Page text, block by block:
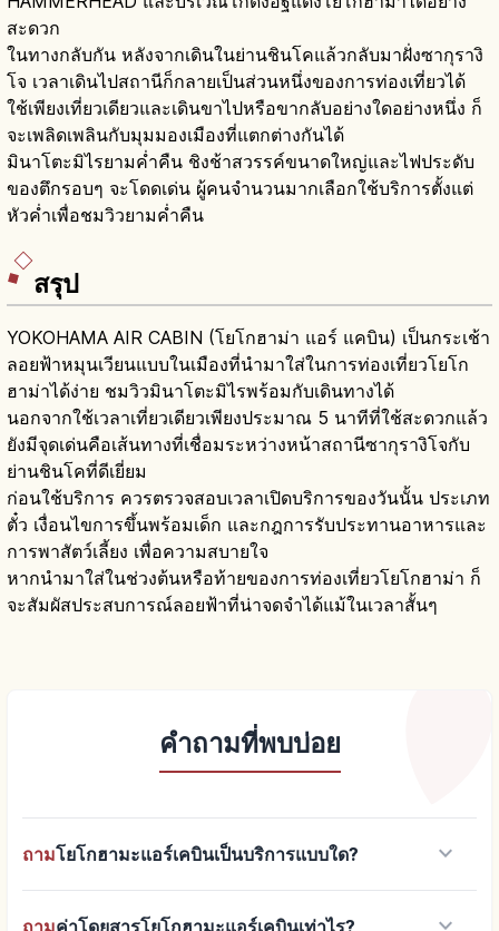
สะดวก
ในทางกลับกัน หลังจากเดินในย่านชินโคแล้วกลับมาฝั่งซากุรางิ
โจ เวลาเดินไปสถานีก็กลายเป็นส่วนหนึ่งของการท่องเที่ยวได้
ใช้เพียงเที่ยวเดียวและเดินขาไปหรือขากลับอย่างใดอย่างหนึ่ง ก็
จะเพลิดเพลินกับมุมมองเมืองที่แตกต่างกันได้
มินาโตะมิไรยามค่ำคืน ชิงช้าสวรรค์ขนาดใหญ่และไฟประดับ
ของตึกรอบๆ จะโดดเด่น ผู้คนจำนวนมากเลือกใช้บริการตั้งแต่
หัวค่ำเพื่อชมวิวยามค่ำคืน
สรุป
YOKOHAMA AIR CABIN (โยโกฮาม่า แอร์ แคบิน) เป็นกระเช้า
ลอยฟ้าหมุนเวียนแบบในเมืองที่นำมาใส่ในการท่องเที่ยวโยโก
ฮาม่าได้ง่าย ชมวิวมินาโตะมิไรพร้อมกับเดินทางได้
นอกจากใช้เวลาเที่ยวเดียวเพียงประมาณ 5 นาทีที่ใช้สะดวกแล้ว
ยังมีจุดเด่นคือเส้นทางที่เชื่อมระหว่างหน้าสถานีซากุรางิโจกับ
ย่านชินโคที่ดีเยี่ยม
ก่อนใช้บริการ ควรตรวจสอบเวลาเปิดบริการของวันนั้น ประเภท
ตั๋ว เงื่อนไขการขึ้นพร้อมเด็ก และกฎการรับประทานอาหารและ
การพาสัตว์เลี้ยง เพื่อความสบายใจ
หากนำมาใส่ในช่วงต้นหรือท้ายของการท่องเที่ยวโยโกฮาม่า ก็
จะสัมผัสประสบการณ์ลอยฟ้าที่น่าจดจำได้แม้ในเวลาสั้นๆ
คำถามที่พบบ่อย
ถามโยโกฮามะแอร์เคบินเป็นบริการแบบใด? keyboard_arrow_down
ถามค่าโดยสารโยโกฮามะแอร์เคบินเท่าไร?